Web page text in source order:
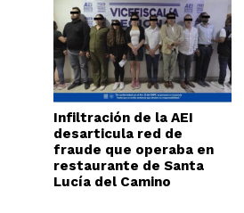
Infiltración de la AEI
desarticula red de
fraude que operaba en
restaurante de Santa
Lucía del Camino